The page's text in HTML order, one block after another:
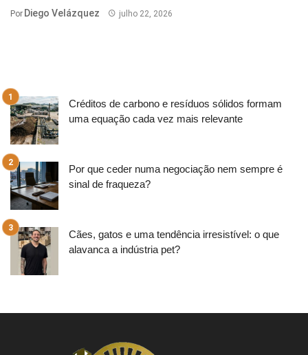
Por Diego Velázquez julho 22, 2026
Créditos de carbono e resíduos sólidos formam
uma equação cada vez mais relevante
Por que ceder numa negociação nem sempre é
sinal de fraqueza?
Cães, gatos e uma tendência irresistível: o que
alavanca a indústria pet?